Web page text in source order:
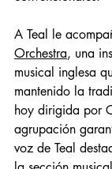
A Teal le
Orchestra, una
musical inglesa
mantenido la
hoy dirigida por
agrupación
voz de Teal